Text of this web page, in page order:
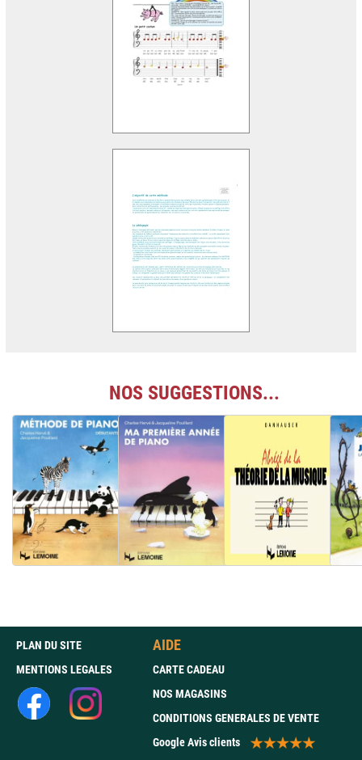
NOS SUGGESTIONS...
PLAN DU SITE
MENTIONS LEGALES
AIDE
CARTE CADEAU
NOS MAGASINS
CONDITIONS GENERALES DE VENTE
Google Avis clients